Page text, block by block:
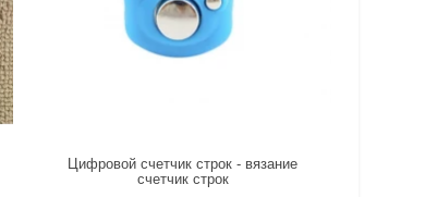
К сравнению
Цифровой счетчик строк - вязание
счетчик строк